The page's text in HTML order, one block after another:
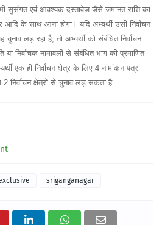
सुसंगत एवं आवश्यक दस्तावेज जैसे जमानत राशि का
के साथ आना होगा। यदि अभ्यर्थी उसी निर्वाचन
चुनाव लड़ रहा है, तो अभ्यर्थी को संबंधित निर्वाचन
या निर्वाचक नामावली से संबंधित भाग की प्रमाणित
एक ही निर्वाचन क्षेत्र के लिए 4 नामांकन पत्र
क्षेत्रों से चुनाव लड़ सकता है
sriganganagar